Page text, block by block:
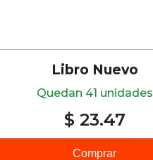
Libro Nuevo
Quedan 41 unidades
$ 23.47
Comprar